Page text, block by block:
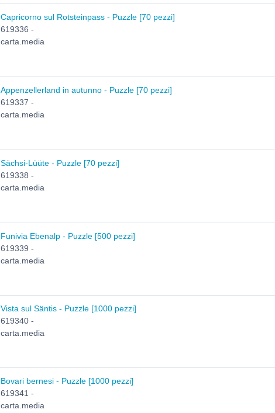
Capricorno sul Rotsteinpass - Puzzle [70 pezzi]
619336 -
carta.media
Appenzellerland in autunno - Puzzle [70 pezzi]
619337 -
carta.media
Sächsi-Lüüte - Puzzle [70 pezzi]
619338 -
carta.media
Funivia Ebenalp - Puzzle [500 pezzi]
619339 -
carta.media
Vista sul Säntis - Puzzle [1000 pezzi]
619340 -
carta.media
Bovari bernesi - Puzzle [1000 pezzi]
619341 -
carta.media